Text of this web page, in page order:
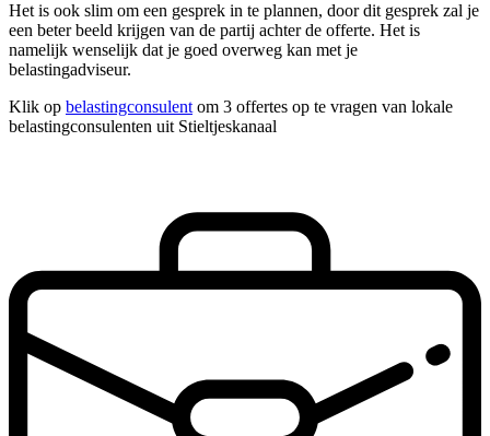
Het is ook slim om een gesprek in te plannen, door dit gesprek zal je
een beter beeld krijgen van de partij achter de offerte. Het is
namelijk wenselijk dat je goed overweg kan met je
belastingadviseur.
Klik op belastingconsulent om 3 offertes op te vragen van lokale
belastingconsulenten uit Stieltjeskanaal